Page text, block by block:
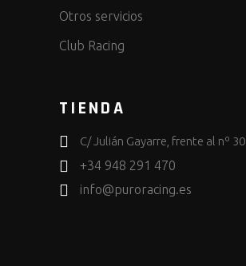
Otros servicios
Club Racing
TIENDA
C/ Julián Gayarre, frente al nº 30
+34 948 291 470
info@puroracing.es